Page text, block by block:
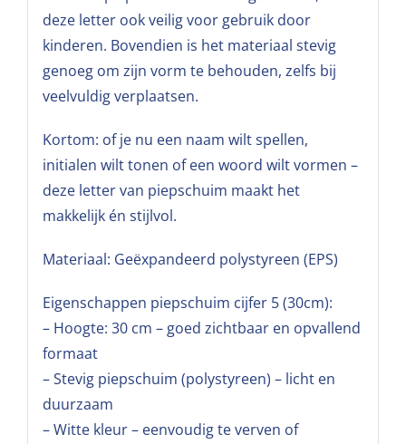
deze letter ook veilig voor gebruik door
kinderen. Bovendien is het materiaal stevig
genoeg om zijn vorm te behouden, zelfs bij
veelvuldig verplaatsen.
Kortom: of je nu een naam wilt spellen,
initialen wilt tonen of een woord wilt vormen –
deze letter van piepschuim maakt het
makkelijk én stijlvol.
Materiaal: Geëxpandeerd polystyreen (EPS)
Eigenschappen piepschuim cijfer 5 (30cm):
– Hoogte: 30 cm – goed zichtbaar en opvallend
formaat
– Stevig piepschuim (polystyreen) – licht en
duurzaam
– Witte kleur – eenvoudig te verven of